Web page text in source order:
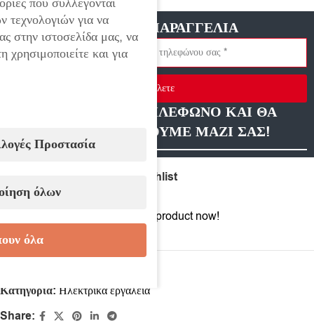
ΓΡΗΓΟΡΗ ΠΑΡΑΓΓΕΛΙΑ
Στείλετε
ΑΦΗΣΤΕ ΜΑΣ ΤΗΛΕΦΩΝΟ ΚΑΙ ΘΑ
ΕΠΙΚΟΙΝΩΝΗΣΟΥΜΕ ΜΑΖΙ ΣΑΣ!
Add to wishlist
People watching this product now!
Κατηγορία: Ηλεκτρικά εργαλεία
Share:
για να
στην ιστοσελίδα μας, να
και για
Προστασία
όλων
όλα